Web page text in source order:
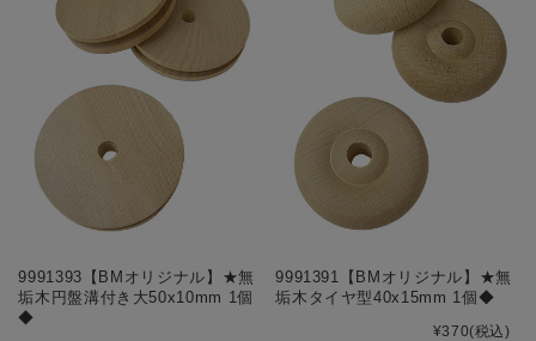
9991393【BMオリジナル】★無
垢木円盤溝付き大50x10mm 1個
◆
9991391【BMオリジナル】★無
垢木タイヤ型40x15mm 1個◆
¥370(税込)